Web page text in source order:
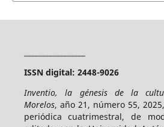
ISSN digital: 2448-9026
Inventio, la génesis de la
Morelos, año 21, número 55,
periódica cuatrimestral, de